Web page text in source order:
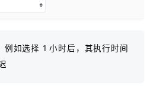
例如选择 1 小时后，其执行时间